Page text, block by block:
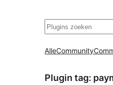
Zoeken
AlleCommunity
Plugin tag: